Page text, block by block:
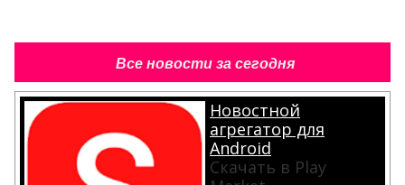
Все новости за сегодня
Новостной
агрегатор для
Android
Скачать в Play